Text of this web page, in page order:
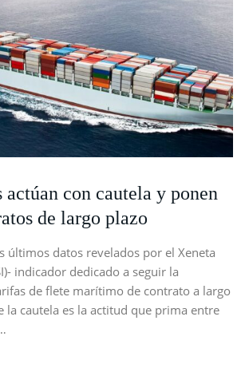
actúan con cautela y ponen
de largo plazo
últimos datos revelados por el Xeneta
indicador dedicado a seguir la
de flete marítimo de contrato a largo
la cautela es la actitud que prima entre